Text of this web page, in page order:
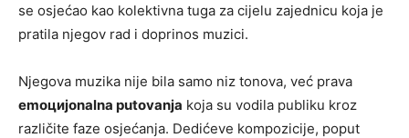
se osjećao kao kolektivna tuga za cijelu zajednicu koja je
pratila njegov rad i doprinos muzici.
Njegova muzika nije bila samo niz tonova, već prava
emoцијonalna putovanja koja su vodila publiku kroz
različite faze osjećanja. Dedićeve kompozicije, poput